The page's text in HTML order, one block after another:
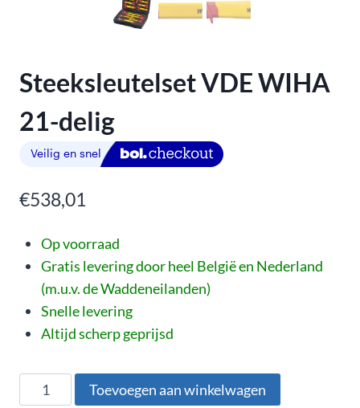
Steeksleutelset VDE WIHA
21-delig
€538,01
Op voorraad
Gratis levering door heel België en Nederland
(m.u.v. de Waddeneilanden)
Snelle levering
Altijd scherp geprijsd
Toevoegen aan winkelwagen